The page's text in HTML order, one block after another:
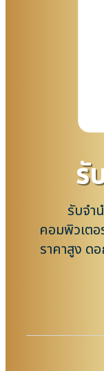
รั
รับจำ
คอมพิวเต
ราคาสูง ด